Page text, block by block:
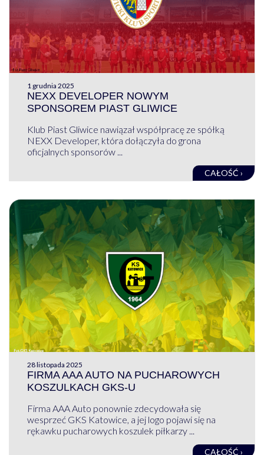
1 grudnia 2025
NEXX DEVELOPER NOWYM
SPONSOREM PIAST GLIWICE
Klub Piast Gliwice nawiązał współpracę ze spółką
NEXX Developer, która dołączyła do grona
oficjalnych sponsorów ...
CAŁOŚĆ ›
28 listopada 2025
FIRMA AAA AUTO NA PUCHAROWYCH
KOSZULKACH GKS-U
Firma AAA Auto ponownie zdecydowała się
wesprzeć GKS Katowice, a jej logo pojawi się na
rękawku pucharowych koszulek piłkarzy ...
CAŁOŚĆ ›